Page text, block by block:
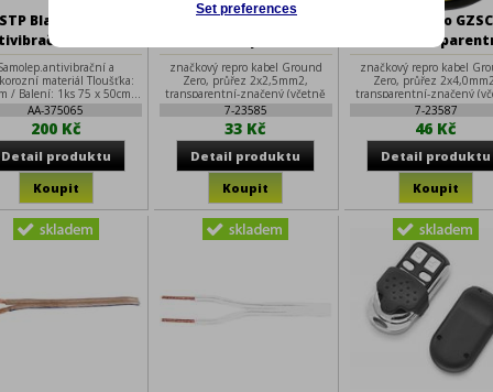
STP Black Silver
a tlumící
50 x 75 cm
a
materiál Tloušťka:
/ Balení: 1ks 75 x 50cm...
AA-375065
200 Kč
Ground Zero GZSC 2-
repro kabel 2x2,5mm2
značkový repro kabel Ground
Zero, průřez 2x2,5mm2,
transparentní-značený (včetně
metráže), extra ohebný
7-23585
33 Kč
Ground Zero
4.00
repro kabel
značkový repro kabel
Zero, průřez
transparentní-značený
metráže), extra
7-23587
46 Kč
Set preferences